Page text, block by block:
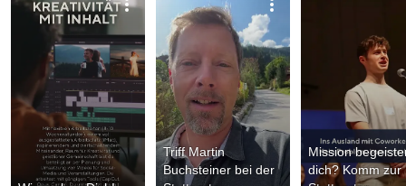
Triff Martin
Buchsteiner bei der
Mission
dich? Komm zur